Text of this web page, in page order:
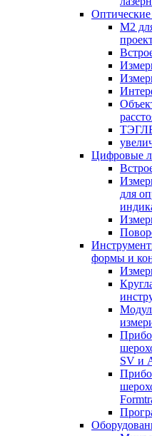
M2
Цифровые
для
формы и
SV и